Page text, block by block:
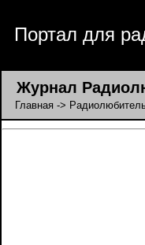
Портал для
Журнал
Главная ->